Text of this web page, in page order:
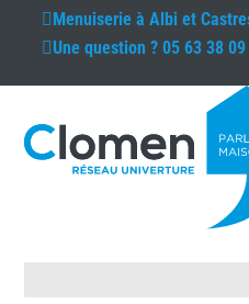
Menuiserie àAlbi et
Une question ?05 63 38